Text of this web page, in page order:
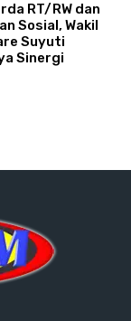
RT/RW dan
Sosial, Wakil
Suyuti
Sinergi